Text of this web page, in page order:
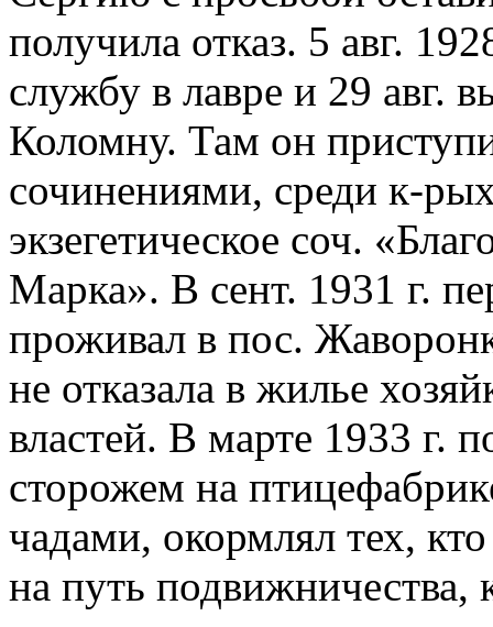
получила отказ. 5 авг.
службу в лавре и 29 авг.
Коломну. Там он
сочинениями, среди к-
экзегетическое соч.
Марка». В сент. 1931 г.
проживал в пос.
не отказала в жилье
властей. В марте 1933 г.
сторожем на
чадами, окормлял тех,
на путь подвижничества,